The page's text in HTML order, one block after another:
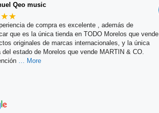
Qeo music
de compra es excelente , además de
que es la única tienda en TODO Morelos que vende
originales de marcas internacionales, y la única
del estado de Morelos que vende MARTIN & CO.
… More